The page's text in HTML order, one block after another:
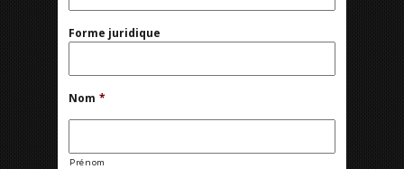
Forme juridique
Nom *
Prénom